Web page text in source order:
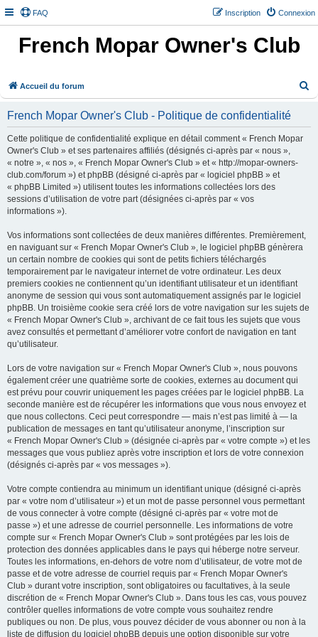
FAQ Connexion
Inscription
French Mopar Owner's Club
Accueil du forum
French Mopar Owner's Club - Politique de confidentialité
Cette politique de confidentialité explique en détail comment « French Mopar
Owner's Club » et ses partenaires affiliés (désignés ci-après par « nous »,
« notre », « nos », « French Mopar Owner's Club » et « http://mopar-owners-
club.com/forum ») et phpBB (désigné ci-après par « logiciel phpBB » et
« phpBB Limited ») utilisent toutes les informations collectées lors des
sessions d’utilisation de votre part (désignées ci-après par « vos
informations »).
Vos informations sont collectées de deux manières différentes. Premièrement,
en naviguant sur « French Mopar Owner's Club », le logiciel phpBB génèrera
un certain nombre de cookies qui sont de petits fichiers téléchargés
temporairement par le navigateur internet de votre ordinateur. Les deux
premiers cookies ne contiennent qu’un identifiant utilisateur et un identifiant
anonyme de session qui vous sont automatiquement assignés par le logiciel
phpBB. Un troisième cookie sera créé lors de votre navigation sur les sujets de
« French Mopar Owner's Club », archivant de ce fait tous les sujets que vous
avez consultés et permettant d’améliorer votre confort de navigation en tant
qu’utilisateur.
Lors de votre navigation sur « French Mopar Owner's Club », nous pouvons
également créer une quatrième sorte de cookies, externes au document qui
est prévu pour couvrir uniquement les pages créées par le logiciel phpBB. La
seconde manière est de récupérer les informations que vous nous envoyez et
que nous collectons. Ceci peut correspondre — mais n’est pas limité à — la
publication de messages en tant qu’utilisateur anonyme, l’inscription sur
« French Mopar Owner's Club » (désignée ci-après par « votre compte ») et les
messages que vous publiez après votre inscription et lors de votre connexion
(désignés ci-après par « vos messages »).
Votre compte contiendra au minimum un identifiant unique (désigné ci-après
par « votre nom d’utilisateur ») et un mot de passe personnel vous permettant
de vous connecter à votre compte (désigné ci-après par « votre mot de
passe ») et une adresse de courriel personnelle. Les informations de votre
compte sur « French Mopar Owner's Club » sont protégées par les lois de
protection des données applicables dans le pays qui héberge notre serveur.
Toutes les informations, en-dehors de votre nom d’utilisateur, de votre mot de
passe et de votre adresse de courriel requis par « French Mopar Owner's
Club » durant votre inscription, sont obligatoires ou facultatives, à la seule
discrétion de « French Mopar Owner's Club ». Dans tous les cas, vous pouvez
contrôler quelles informations de votre compte vous souhaitez rendre
publiques ou non. De plus, vous pouvez décider de vous abonner ou non à la
liste de diffusion du logiciel phpBB depuis une option disponible sur votre